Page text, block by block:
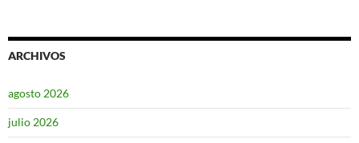
ARCHIVOS
agosto 2026
julio 2026